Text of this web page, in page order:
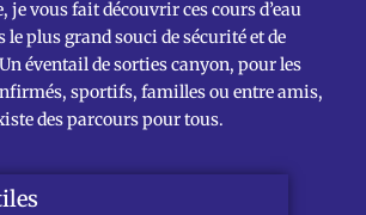
je vous fait découvrir ces cours d’eau
le plus grand souci de sécurité et de
éventail de sorties canyon, pour les
sportifs, familles ou entre amis,
des parcours pour tous.